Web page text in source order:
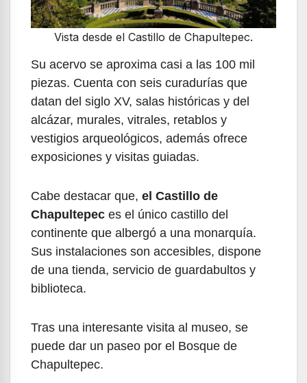
Vista desde el Castillo de Chapultepec.
Su acervo se aproxima casi a las 100 mil
piezas. Cuenta con seis curadurías que
datan del siglo XV, salas históricas y del
alcázar, murales, vitrales, retablos y
vestigios arqueológicos, además ofrece
exposiciones y visitas guiadas.
Cabe destacar que, el Castillo de
Chapultepec es el único castillo del
continente que albergó a una monarquía.
Sus instalaciones son accesibles, dispone
de una tienda, servicio de guardabultos y
biblioteca.
Tras una interesante visita al museo, se
puede dar un paseo por el Bosque de
Chapultepec.